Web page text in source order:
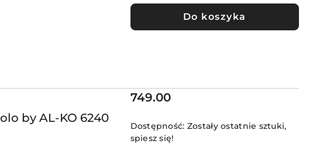
Do koszyka
by AL-KO 6240
Cena:
749.00
Dostępność: Zostały ostatnie sztuki,
spiesz się!